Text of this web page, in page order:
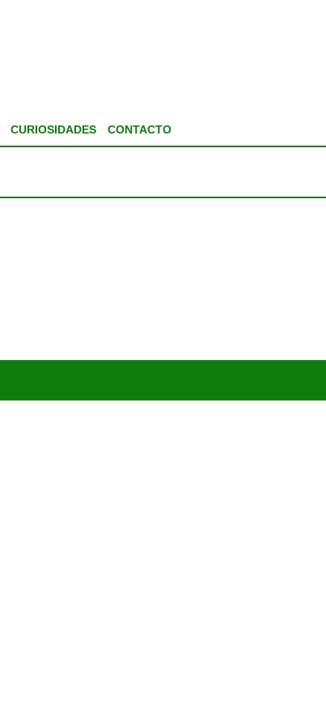
CURIOSIDADES CONTACTO